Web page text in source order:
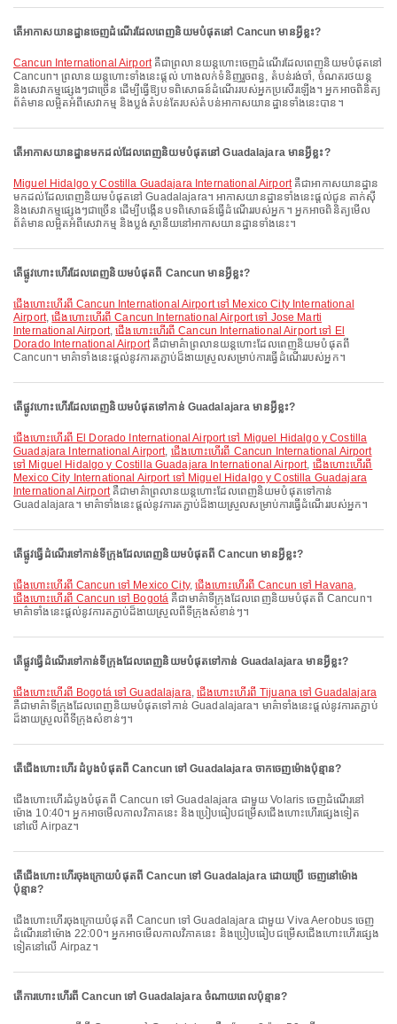
តើអាកាសយានដ្ឋានចេញដំណើរដែលពេញនិយមបំផុតនៅ Cancun មានអ្វីខ្លះ?
Cancun International Airportគឺជាព្រលានយន្តហោះចេញដំណើរដែលពេញនិយមបំផុតនៅ
Cancun។ ព្រលានយន្តហោះទាំងនេះផ្តល់ ហាងលក់ទំនិញរួចពន្ធ, តំបន់រង់ចាំ, ចំណតរថយន្ត
និងសេវាកម្មផ្សេងៗជាច្រើន ដើម្បីធ្វើឱ្យបទពិសោធន៍ដំណើររបស់អ្នកប្រសើរឡើង។ អ្នកអាចពិនិត្យ
ព័ត៌មានលម្អិតអំពីសេវាកម្ម និងប្លង់តំបន់តែរបស់តំបន់អាកាសយានដ្ឋានទាំងនេះបាន។
តើអាកាសយានដ្ឋានមកដល់ដែលពេញនិយមបំផុតនៅ Guadalajara មានអ្វីខ្លះ?
Miguel Hidalgo y Costilla Guadajara International Airportគឺជាអាកាសយានដ្ឋាន
មកដល់ដែលពេញនិយមបំផុតនៅ Guadalajara។ អាកាសយានដ្ឋានទាំងនេះផ្តល់ជូន តាក់ស៊ី
និងសេវាកម្មផ្សេងៗជាច្រើន ដើម្បីបង្កើនបទពិសោធន៍ធ្វើដំណើររបស់អ្នក។ អ្នកអាចពិនិត្យមើល
ព័ត៌មានលម្អិតអំពីសេវាកម្ម និងប្លង់ស្ថានីយនៅអាកាសយានដ្ឋានទាំងនេះ។
តើផ្លូវហោះហើរដែលពេញនិយមបំផុតពី Cancun មានអ្វីខ្លះ?
ជើងហោះហើរពី Cancun International Airport ទៅ Mexico City International
Airport,ជើងហោះហើរពី Cancun International Airport ទៅ Jose Marti
International Airport,ជើងហោះហើរពី Cancun International Airport ទៅ El
Dorado International Airportគឺជាមាគ៌ាព្រលានយន្តហោះដែលពេញនិយមបំផុតពី
Cancun។ មាគ៌ាទាំងនេះផ្តល់នូវការតភ្ជាប់ដ៏ងាយស្រួលសម្រាប់ការធ្វើដំណើររបស់អ្នក។
តើផ្លូវហោះហើរដែលពេញនិយមបំផុតទៅកាន់ Guadalajara មានអ្វីខ្លះ?
ជើងហោះហើរពី El Dorado International Airport ទៅ Miguel Hidalgo y Costilla
Guadajara International Airport, ជើងហោះហើរពី Cancun International Airport
ទៅ Miguel Hidalgo y Costilla Guadajara International Airport, ជើងហោះហើរពី
Mexico City International Airport ទៅ Miguel Hidalgo y Costilla Guadajara
International Airportគឺជាមាគ៌ាព្រលានយន្តហោះដែលពេញនិយមបំផុតទៅកាន់
Guadalajara។ មាគ៌ាទាំងនេះផ្តល់នូវការតភ្ជាប់ដ៏ងាយស្រួលសម្រាប់ការធ្វើដំណើររបស់អ្នក។
តើផ្លូវធ្វើដំណើរទៅកាន់ទីក្រុងដែលពេញនិយមបំផុតពី Cancun មានអ្វីខ្លះ?
ជើងហោះហើរពី Cancun ទៅ Mexico City,ជើងហោះហើរពី Cancun ទៅ Havana,
ជើងហោះហើរពី Cancun ទៅ Bogotá គឺជាមាគ៌ាទីក្រុងដែលពេញនិយមបំផុតពី Cancun។
មាគ៌ាទាំងនេះផ្តល់នូវការតភ្ជាប់ដ៏ងាយស្រួលពីទីក្រុងសំខាន់ៗ។
តើផ្លូវធ្វើដំណើរទៅកាន់ទីក្រុងដែលពេញនិយមបំផុតទៅកាន់ Guadalajara មានអ្វីខ្លះ?
ជើងហោះហើរពី Bogotá ទៅ Guadalajara,ជើងហោះហើរពី Tijuana ទៅ Guadalajara
គឺជាមាគ៌ាទីក្រុងដែលពេញនិយមបំផុតទៅកាន់ Guadalajara។ មាគ៌ាទាំងនេះផ្តល់នូវការតភ្ជាប់
ដ៏ងាយស្រួលពីទីក្រុងសំខាន់ៗ។
តើជើងហោះហើរ ដំបូងបំផុតពី Cancun ទៅ Guadalajara ចាកចេញម៉ោងប៉ុន្មាន?
ជើងហោះហើរដំបូងបំផុតពី Cancun ទៅ Guadalajara ជាមួយ Volaris ចេញដំណើរនៅ
ម៉ោង 10:40។ អ្នកអាចមើលកាលវិភាគនេះ និងប្រៀបធៀបជម្រើសជើងហោះហើរផ្សេងទៀត
នៅលើ Airpaz។
តើជើងហោះហើរចុងក្រោយបំផុតពី Cancun ទៅ Guadalajara ដោយប្រើ ចេញនៅម៉ោង
ប៉ុន្មាន?
ជើងហោះហើរចុងក្រោយបំផុតពី Cancun ទៅ Guadalajara ជាមួយ Viva Aerobus ចេញ
ដំណើរនៅម៉ោង 22:00។ អ្នកអាចមើលកាលវិភាគនេះ និងប្រៀបធៀបជម្រើសជើងហោះហើរផ្សេង
ទៀតនៅលើ Airpaz។
តើការហោះហើរពី Cancun ទៅ Guadalajara ចំណាយពេលប៉ុន្មាន?